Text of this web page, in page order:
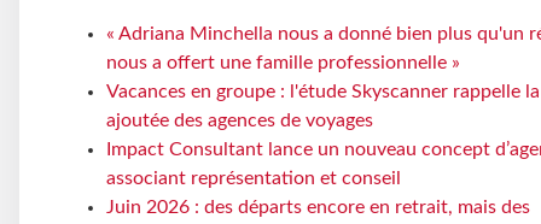
« Adriana Minchella nous a donné bien plus qu'un
nous a offert une famille professionnelle »
Vacances en groupe : l'étude Skyscanner rappelle
ajoutée des agences de voyages
Impact Consultant lance un nouveau concept
associant représentation et conseil
Juin 2026 : des départs encore en retrait, mais des